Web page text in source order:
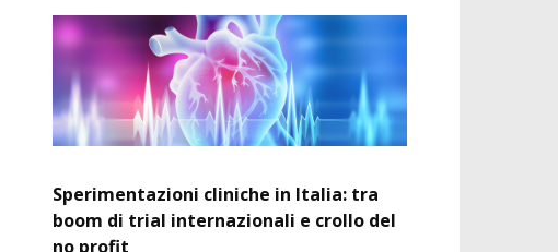
Sperimentazioni cliniche in Italia: tra
boom di trial internazionali e crollo del
no profit